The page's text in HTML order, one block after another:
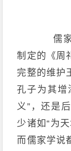
儒家
制定的《周
完整的维护
孔子为其增
义”，还是
少诸如“为
而儒家学说